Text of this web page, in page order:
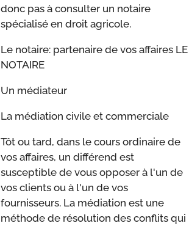
donc pas à consulter un notaire
spécialisé en droit agricole.
Le notaire: partenaire de vos affaires LE
NOTAIRE
Un médiateur
La médiation civile et commerciale
Tôt ou tard, dans le cours ordinaire de
vos affaires, un différend est
susceptible de vous opposer à l'un de
vos clients ou à l'un de vos
fournisseurs. La médiation est une
méthode de résolution des conflits qui